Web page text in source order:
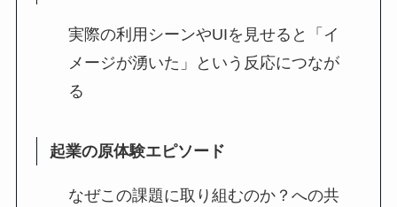
実際の利用シーンやUIを見せると「イ
メージが湧いた」という反応につなが
る
起業の原体験エピソード
なぜこの課題に取り組むのか？への共